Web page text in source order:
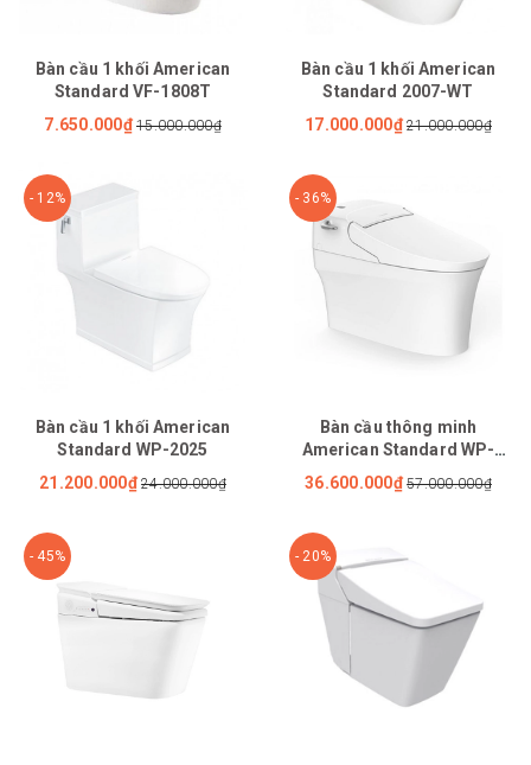
Bàn cầu 1 khối American
Standard VF-1808T
7.650.000₫ 15.000.000₫
Bàn cầu 1 khối American
Standard 2007-WT
17.000.000₫ 21.000.000₫
- 12%
Bàn cầu 1 khối American
Standard WP-2025
21.200.000₫ 24.000.000₫
- 36%
Bàn cầu thông minh
American Standard WP-
5017
36.600.000₫ 57.000.000₫
- 45% - 20%